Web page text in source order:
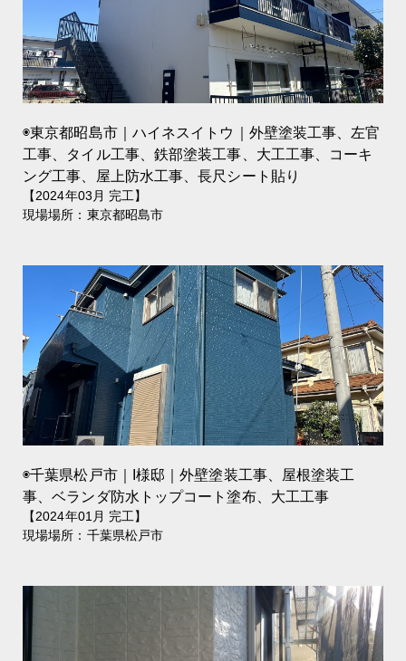
◉東京都昭島市｜ハイネスイトウ｜外壁塗装工事、左官
工事、タイル工事、鉄部塗装工事、大工工事、コーキ
ング工事、屋上防水工事、長尺シート貼り
【2024年03月 完工】
現場場所：東京都昭島市
◉千葉県松戸市｜I様邸｜外壁塗装工事、屋根塗装工
事、ベランダ防水トップコート塗布、大工工事
【2024年01月 完工】
現場場所：千葉県松戸市